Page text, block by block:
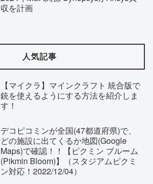
収を計画
人気記事
【マイクラ】マインクラフト 統合版で
銃を使えるようにする方法を紹介しま
す！
デコピコミンが全国(47都道府県)で、
どの施設に出てくるか地図(Google
Maps)で確認！！【ピクミン ブルーム
(Pikmin Bloom)】（スタジアムピクミ
ン対応！2022/12/04）